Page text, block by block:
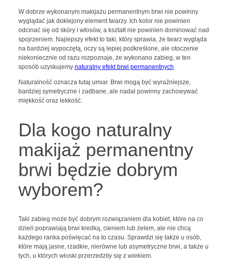
W dobrze wykonanym makijażu permanentnym brwi nie powinny
wyglądać jak doklejony element twarzy. Ich kolor nie powinien
odcinać się od skóry i włosów, a kształt nie powinien dominować nad
spojrzeniem. Najlepszy efekt to taki, który sprawia, że twarz wygląda
na bardziej wypoczętą, oczy są lepiej podkreślone, ale otoczenie
niekoniecznie od razu rozpoznaje, że wykonano zabieg, w ten
sposób uzyskujemy naturalny efekt brwi permanentnych.
Naturalność oznacza tutaj umiar. Brwi mogą być wyraźniejsze,
bardziej symetryczne i zadbane, ale nadal powinny zachowywać
miękkość oraz lekkość.
Dla kogo naturalny
makijaż permanentny
brwi będzie dobrym
wyborem?
Taki zabieg może być dobrym rozwiązaniem dla kobiet, które na co
dzień poprawiają brwi kredką, cieniem lub żelem, ale nie chcą
każdego ranka poświęcać na to czasu. Sprawdzi się także u osób,
które mają jasne, rzadkie, nierówne lub asymetryczne brwi, a także u
tych, u których włoski przerzedziły się z wiekiem.